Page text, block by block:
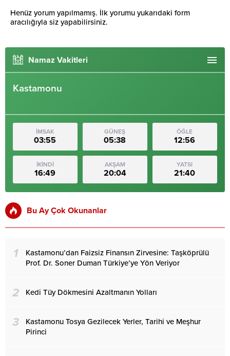
Henüz yorum yapılmamış. İlk yorumu yukarıdaki form
aracılığıyla siz yapabilirsiniz.
Namaz Vakitleri
Kastamonu
İMSAK
03:55
GÜNEŞ
05:38
ÖĞLE
12:56
İKİNDİ
16:49
AKŞAM
20:04
YATSI
21:40
Bu Ay Çok Okunanlar
1
Kastamonu’dan Faizsiz Finansın Zirvesine: Taşköprülü
Prof. Dr. Soner Duman Türkiye’ye Yön Veriyor
2 Kedi Tüy Dökmesini Azaltmanın Yolları
3
Kastamonu Tosya Gezilecek Yerler, Tarihi ve Meşhur
Pirinci